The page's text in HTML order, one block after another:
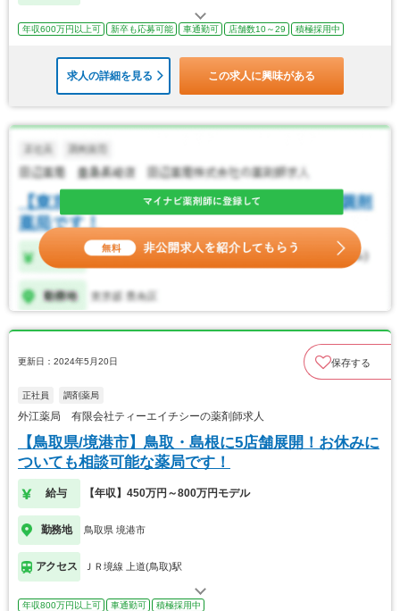
年収600万円以上可 新卒も応募可能 車通勤可 店舗数10～29 積極採用中
求人の詳細を見る この求人に興味がある
更新日：2024年5月20日 保存する
正社員 調剤薬局
外江薬局 有限会社ティーエイチシーの薬剤師求人
【鳥取県/境港市】鳥取・島根に5店舗展開！お休みに
ついても相談可能な薬局です！
給与 【年収】450万円～800万円モデル
勤務地 鳥取県 境港市
アクセス ＪＲ境線 上道(鳥取)駅
年収800万円以上可 車通勤可 積極採用中